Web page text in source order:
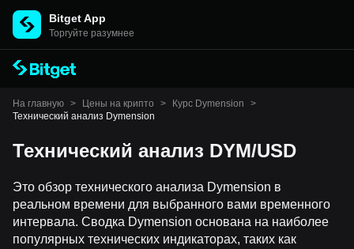
Bitget App
Торгуйте разумнее
На главную > Цены на крипто > Курс Dymension
>
Технический анализ Dymension
Технический анализ DYM/USD
Это обзор технического анализа Dymension в
реальном времени для выбранного вами временного
интервала. Сводка Dymension основана на наиболее
популярных технических индикаторах, таких как